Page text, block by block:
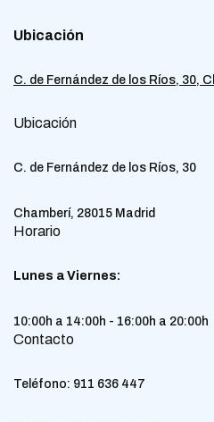
Ubicación
C. de Fernández de los Ríos, 30,
Ubicación
C. de Fernández de los Ríos, 30
Chamberí, 28015 Madrid
Horario
Lunes a Viernes:
10:00h a 14:00h - 16:00h a 20:00h
Contacto
Teléfono: 911 636 447